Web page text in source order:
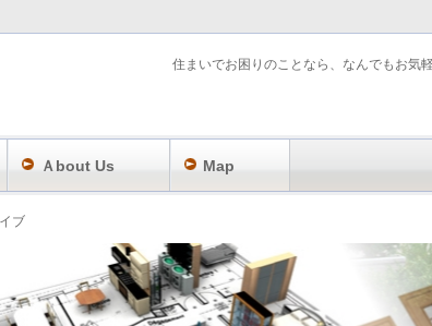
ブ
住まいでお困りのことなら、なんでもお気
Ａbout Us Map